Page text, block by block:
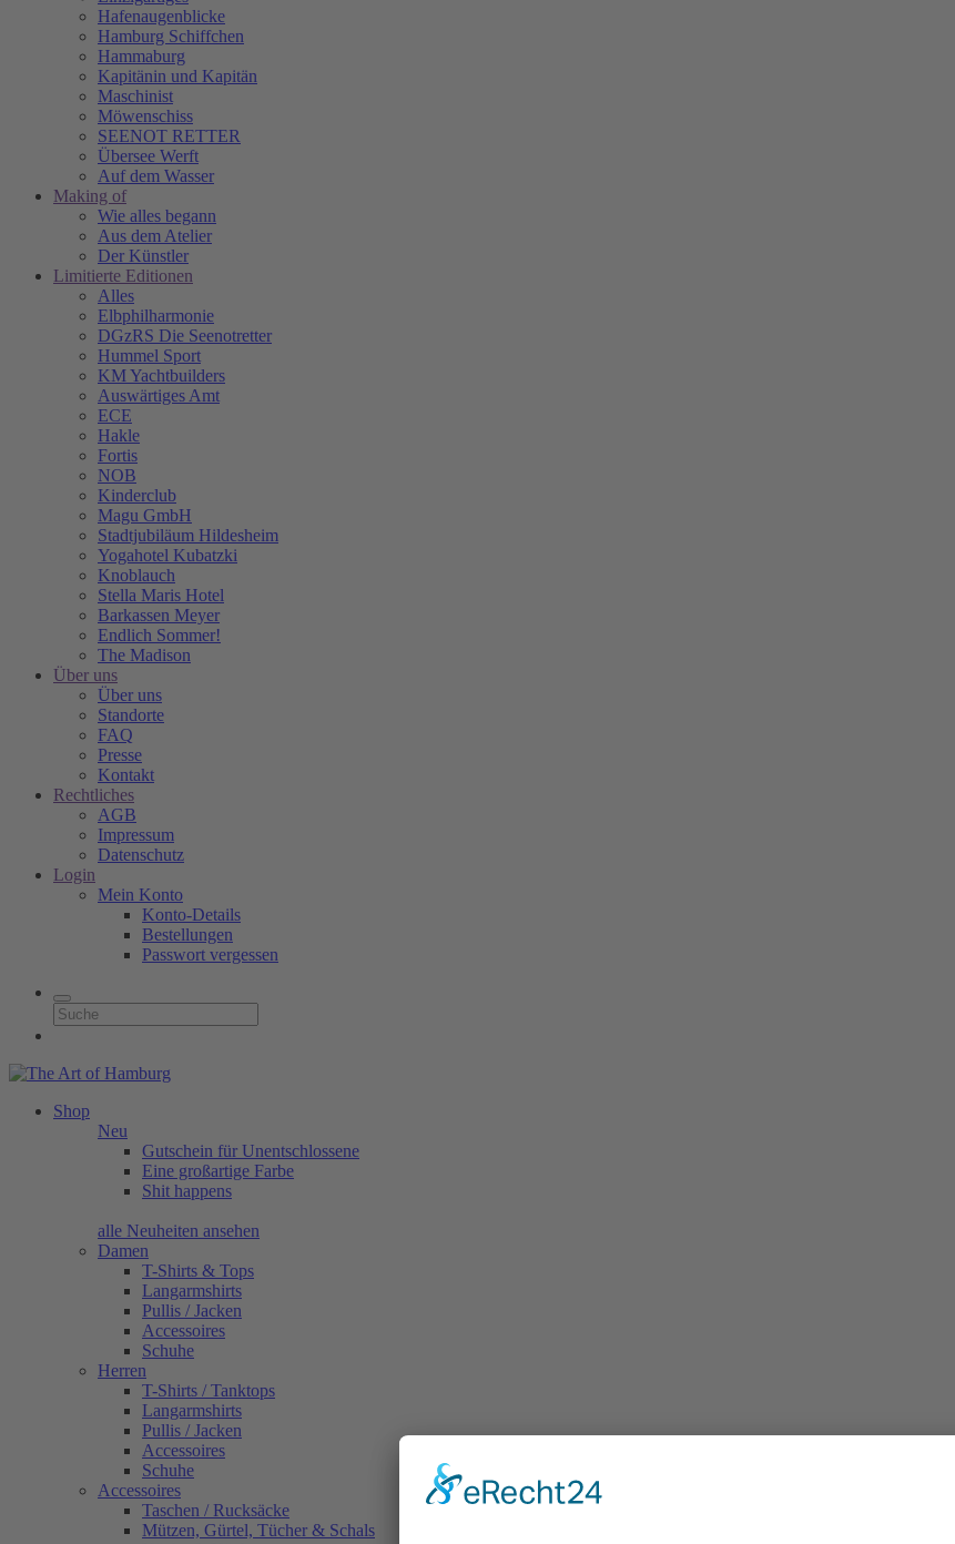
Hafenaugen­blicke
Hamburg Schiffchen
Hammaburg
Kapitänin und Kapitän
Maschinist
Möwenschiss
SEENOT RETTER
Übersee Werft
Auf dem Wasser
Making of
Wie alles begann
Aus dem Atelier
Der Künstler
Limitierte Editionen
Alles
Elbphilharmonie
DGzRS Die Seenotretter
Hummel Sport
KM Yachtbuilders
Auswärtiges Amt
ECE
Hakle
Fortis
NOB
Kinderclub
Magu GmbH
Stadtjubiläum Hildesheim
Yogahotel Kubatzki
Knoblauch
Stella Maris Hotel
Barkassen Meyer
Endlich Sommer!
The Madison
Über uns
Über uns
Standorte
FAQ
Presse
Kontakt
Rechtliches
AGB
Impressum
Datenschutz
Login
Mein Konto
Konto-Details
Bestellungen
Passwort vergessen
Shop
Neu
Gutschein für Unentschlossene
Eine großartige Farbe
Shit happens
alle Neuheiten ansehen
Damen
T-Shirts & Tops
Langarmshirts
Pullis / Jacken
Accessoires
Schuhe
Herren
T-Shirts / Tanktops
Langarmshirts
Pullis / Jacken
Accessoires
Schuhe
Accessoires
Taschen / Rucksäcke
Mützen, Gürtel, Tücher & Schals